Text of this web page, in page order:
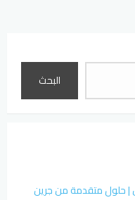
البحث
| حلول متقدمة من جرين